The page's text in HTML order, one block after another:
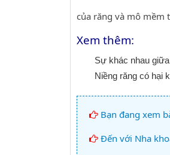
của răng và mô mềm
Xem thêm:
Sự khác nhau
Niềng răng có hại
Bạn đang xem
Đến với Nha